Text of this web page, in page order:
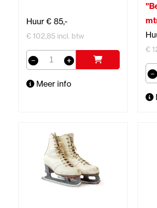
Huur € 85,-
€ 102,85 incl. btw
Meer info
€